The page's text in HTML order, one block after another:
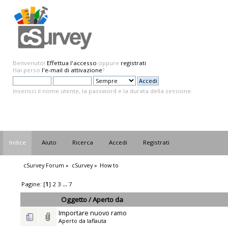
Benvenuto! Effettua l'accesso oppure registrati.
Hai perso l'e-mail di attivazione?
Inserisci il nome utente, la password e la durata della sessione.
Indice Aiuto Ricerca Accedi Registrati
cSurvey Forum » cSurvey» How to
Pagine: [1] 2 3 ...7
Oggetto/Aperto da
Importare nuovo ramo
Aperto da laflauta